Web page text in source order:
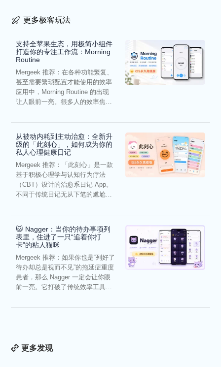
更多极客玩法
支持全苹果生态，用极简小组件
打造你的专注工作流：Morning
Routine
Mergeek 推荐：在各种功能繁复、
甚至需要繁琐配置才能使用的效率
应用中，Morning Routine 的出现
让人眼前一亮。很多人的效率焦
从被动内耗到主动治愈：全新升
级的「此刻心」，如何成为你的
私人心理健康日记
Mergeek 推荐：「此刻心」是一款
基于积极心理学与认知行为疗法
（CBT）设计的治愈系日记 App。
不同于传统日记无从下笔的尴尬，
🐱 Nagger：当你的待办事项列
表里，住进了一只“追着你打
卡”的粘人猫咪
Mergeek 推荐：如果你也是“列好了
待办却总是视而不见”的拖延症重度
患者，那么 Nagger 一定会让你眼
前一亮。它打破了传统效率工具冰
更多发现